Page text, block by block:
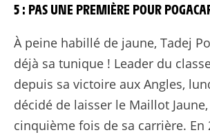
5 : PAS UNE PREMIÈRE POUR
À peine habillé de jaune, Tadej
déjà sa tunique ! Leader du
depuis sa victoire aux Angles,
décidé de laisser le Maillot
cinquième fois de sa carrière. En